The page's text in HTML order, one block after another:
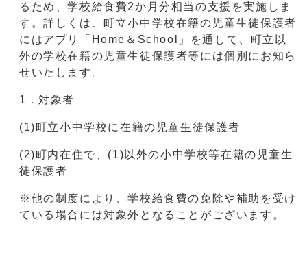
るため、学校給食費2か月分相当の支援を実施しま
す。詳しくは、町立小中学校在籍の児童生徒保護者
にはアプリ「Home＆School」を通して、町立以
外の学校在籍の児童生徒保護者等には個別にお知ら
せいたします。
1．対象者
(1)町立小中学校に在籍の児童生徒保護者
(2)町内在住で、(1)以外の小中学校等在籍の児童生
徒保護者
※他の制度により、学校給食費の免除や補助を受け
ている場合には対象外となることがございます。